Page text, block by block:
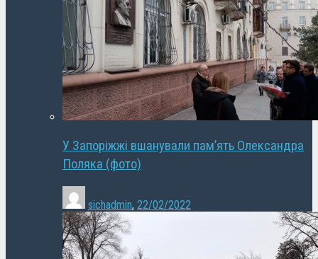
У Запоріжжі вшанували пам’ять Олександра
Поляка (фото)
sichadmin, 22/02/2022